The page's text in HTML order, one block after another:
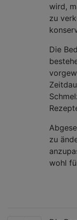
wird,
zu
Die
zu
wohl